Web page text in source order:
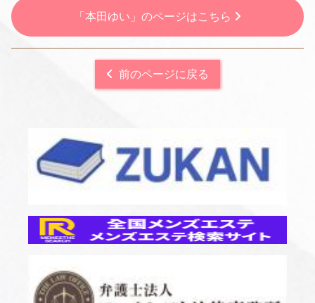
「本田ゆい」のページはこちら
前のページに戻る